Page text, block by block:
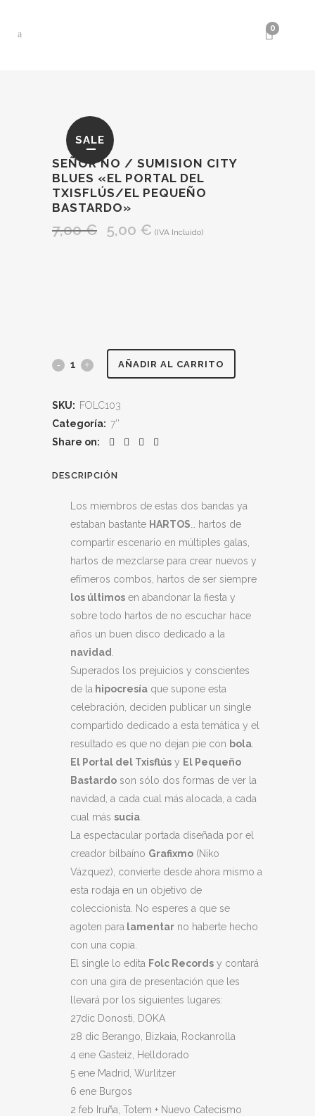
0
SALE
SEÑOR NO / SUMISION CITY
BLUES «EL PORTAL DEL
TXISFLÚS/EL PEQUEÑO
BASTARDO»
7,00€
El
5,00 € El
(IVA Incluido)
SEÑOR
SUMISION
Portal
Txisflús/El
Bastardo"
quantity
AÑADIR AL CARRITO
SKU: FOLC103
Categoría: 7''
Share on:
DESCRIPCIÓN
Los miembros de estas dos bandas ya
estaban bastante HARTOS … hartos de
compartir escenario en múltiples galas,
hartos de mezclarse para crear nuevos y
efímeros combos, hartos de ser siempre
los últimos en abandonar la fiesta y
sobre todo hartos de no escuchar hace
años un buen disco dedicado a la
navidad
Superados los prejuicios y conscientes
de la hipocresía que supone esta
celebración, deciden publicar un single
compartido dedicado a esta temática y el
resultado es que no dejan pie con bola
El Portal del Txisflús y El Pequeño
Bastardo son sólo dos formas de ver la
navidad, a cada cual más alocada, a cada
cual más sucia
La espectacular portada diseñada por el
creador bilbaíno Grafixmo (Niko
Vázquez), convierte desde ahora mismo a
esta rodaja en un objetivo de
coleccionista. No esperes a que se
agoten para lamentar no haberte hecho
con una copia.
El single lo edita Folc Records y contará
con una gira de presentación que les
llevará por los siguientes lugares:
27dic Donosti, DOKA
28 dic Berango, Bizkaia, Rockanrolla
4 ene Gasteiz, Helldorado
5 ene Madrid, Wurlitzer
6 ene Burgos
2 feb Iruña, Totem + Nuevo Catecismo